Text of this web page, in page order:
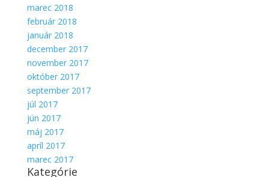
marec 2018
február 2018
január 2018
december 2017
november 2017
október 2017
september 2017
júl 2017
jún 2017
máj 2017
apríl 2017
marec 2017
Kategórie